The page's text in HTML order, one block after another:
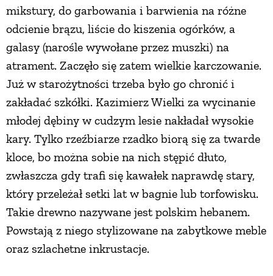
mikstury, do garbowania i barwienia na różne
odcienie brązu, liście do kiszenia ogórków, a
galasy (narośle wywołane przez muszki) na
atrament. Zaczęło się zatem wielkie karczowanie.
Już w starożytności trzeba było go chronić i
zakładać szkółki. Kazimierz Wielki za wycinanie
młodej dębiny w cudzym lesie nakładał wysokie
kary. Tylko rzeźbiarze rzadko biorą się za twarde
kloce, bo można sobie na nich stępić dłuto,
zwłaszcza gdy trafi się kawałek naprawdę stary,
który przeleżał setki lat w bagnie lub torfowisku.
Takie drewno nazywane jest polskim hebanem.
Powstają z niego stylizowane na zabytkowe meble
oraz szlachetne inkrustacje.